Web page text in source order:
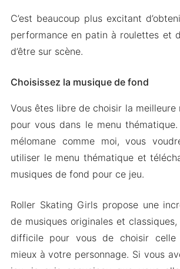
C’est beaucoup plus excitant
performance en patin à roulettes et
d’être sur scène.
Choisissez la musique de fond
Vous êtes libre de choisir la meilleure
pour vous dans le menu
mélomane comme moi, vous
utiliser le menu thématique et
musiques de fond pour ce jeu.
Roller Skating Girls propose une
de musiques originales et classiques,
difficile pour vous de choisir
mieux à votre personnage. Si vous